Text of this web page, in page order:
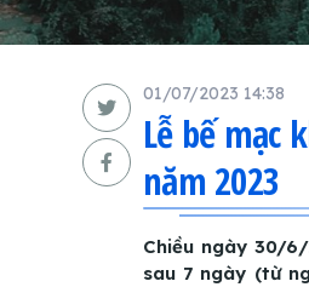
01/07/2023 14:38
Lễ bế
năm 2023
Chiều ngày 30/
sau 7 ngày (từ